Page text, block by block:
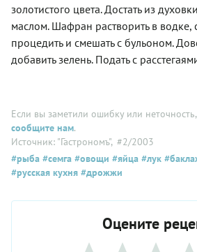
золотистого цвета. Достать из
маслом. Шафран растворить в водке,
процедить и смешать с бульоном.
добавить зелень. Подать с
Если вы заметили ошибку или
сообщите нам.
Источник: "Гастрономъ", #2/2003
#рыба #семга #овощи #яйца #лук
#русская кухня #дрожжи
Оцените